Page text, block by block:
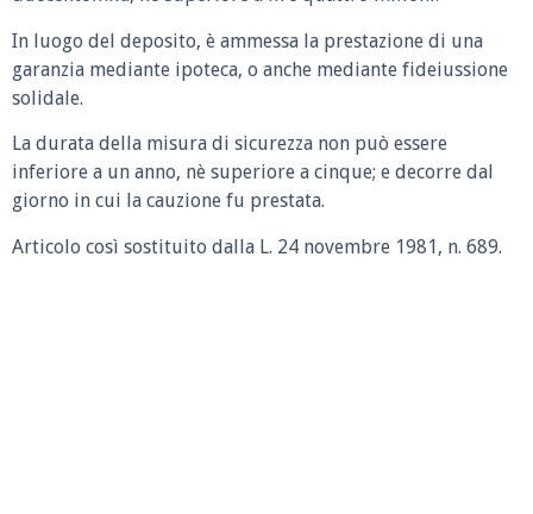
In luogo del deposito, è ammessa la prestazione di una
garanzia mediante ipoteca, o anche mediante fideiussione
solidale.
La durata della misura di sicurezza non può essere
inferiore a un anno, nè superiore a cinque; e decorre dal
giorno in cui la cauzione fu prestata.
Articolo così sostituito dalla L. 24 novembre 1981, n. 689.